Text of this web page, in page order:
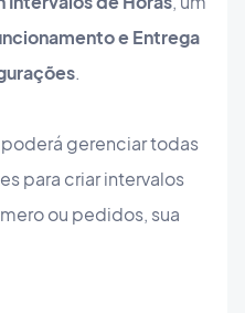
e Entrega
.
gerenciar todas
para criar intervalos
ou pedidos, sua